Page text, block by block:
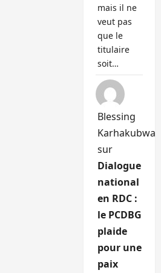
mais il ne
veut pas
que le
titulaire
soit…
Blessing
Karhakubwa
sur
Dialogue
national
en RDC :
le PCDBG
plaide
pour une
paix